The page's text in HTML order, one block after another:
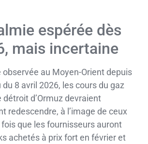
espérée dès
mais incertaine
au Moyen-Orient depuis
8 avril 2026, les cours du gaz
d’Ormuz devraient
redescendre, à l’image de ceux
que les fournisseurs auront
achetés à prix fort en février et